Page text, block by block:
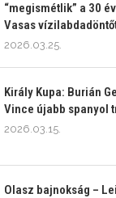
“megismétlik” a 30
Vasas
2026.03.25.
Király Kupa: Burián
Vince újabb spanyol
2026.03.15.
Olasz bajnokság –